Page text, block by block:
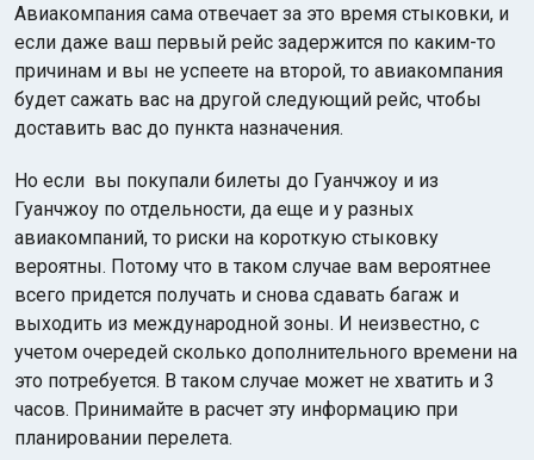
Авиакомпания сама отвечает за это время стыковки, и
если даже ваш первый рейс задержится по каким-то
причинам и вы не успеете на второй, то авиакомпания
будет сажать вас на другой следующий рейс, чтобы
доставить вас до пункта назначения.
Но если вы покупали билеты до Гуанчжоу и из
Гуанчжоу по отдельности, да еще и у разных
авиакомпаний, то риски на короткую стыковку
вероятны. Потому что в таком случае вам вероятнее
всего придется получать и снова сдавать багаж и
выходить из международной зоны. И неизвестно, с
учетом очередей сколько дополнительного времени на
это потребуется. В таком случае может не хватить и 3
часов. Принимайте в расчет эту информацию при
планировании перелета.